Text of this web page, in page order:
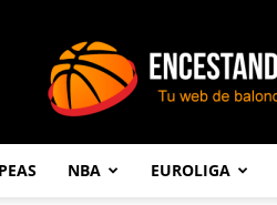
NBA EUROLIGA